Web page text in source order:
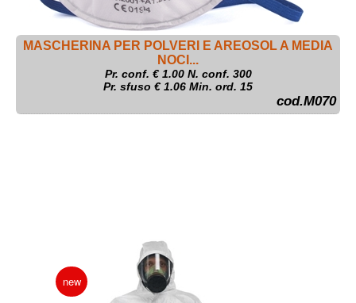
MASCHERINA PER POLVERI E AREOSOL A MEDIA
NOCI...
Pr. conf. €1.00N. conf. 300
Pr. sfuso € 1.06 Min. ord. 15
cod.M070
new